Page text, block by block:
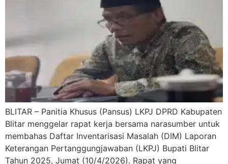
BLITAR – Panitia Khusus (Pansus) LKPJ DPRD Kabupaten
Blitar menggelar rapat kerja bersama narasumber untuk
membahas Daftar Inventarisasi Masalah (DIM) Laporan
Keterangan Pertanggungjawaban (LKPJ) Bupati Blitar
Tahun 2025, Jumat (10/4/2026). Rapat yang